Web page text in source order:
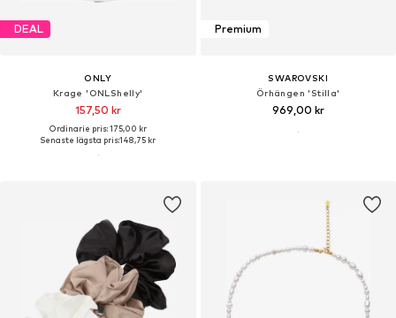
DEAL
ONLY
Krage 'ONLShelly'
157,50 kr
Ordinarie pris: 175,00 kr
Senaste lägsta pris:148,75 kr
Premium
SWAROVSKI
Örhängen 'Stilla'
969,00 kr